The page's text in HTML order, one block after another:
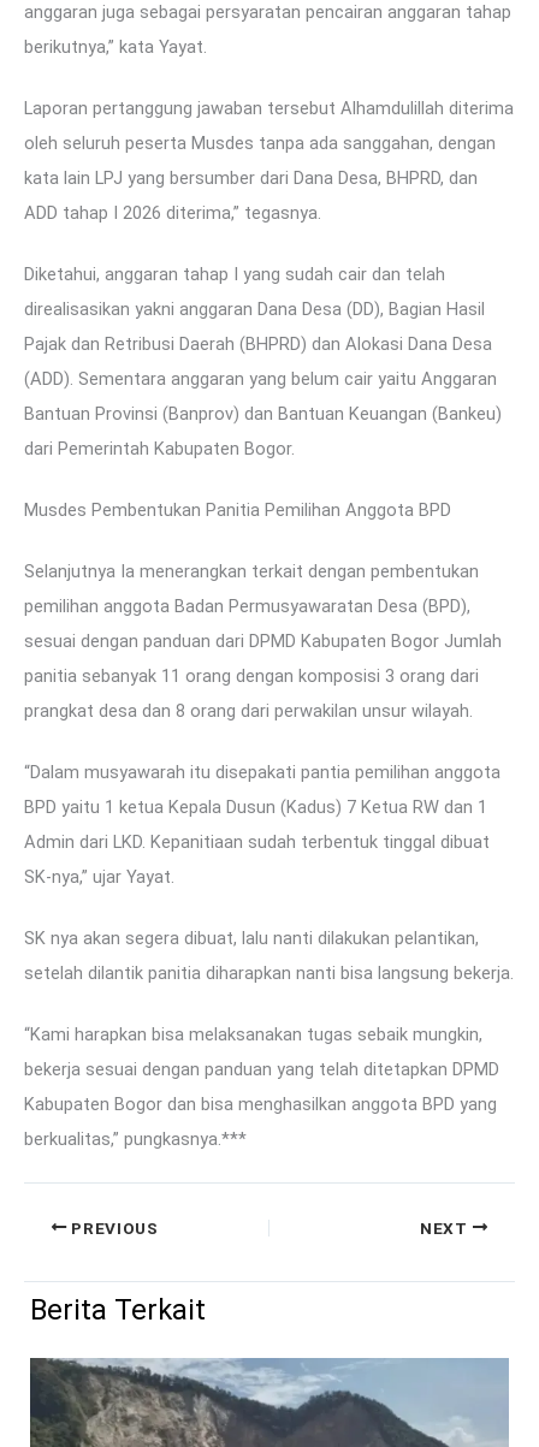
anggaran juga sebagai persyaratan pencairan anggaran tahap
berikutnya,” kata Yayat.
Laporan pertanggung jawaban tersebut Alhamdulillah diterima
oleh seluruh peserta Musdes tanpa ada sanggahan, dengan
kata lain LPJ yang bersumber dari Dana Desa, BHPRD, dan
ADD tahap I 2026 diterima,” tegasnya.
Diketahui, anggaran tahap I yang sudah cair dan telah
direalisasikan yakni anggaran Dana Desa (DD), Bagian Hasil
Pajak dan Retribusi Daerah (BHPRD) dan Alokasi Dana Desa
(ADD). Sementara anggaran yang belum cair yaitu Anggaran
Bantuan Provinsi (Banprov) dan Bantuan Keuangan (Bankeu)
dari Pemerintah Kabupaten Bogor.
Musdes Pembentukan Panitia Pemilihan Anggota BPD
Selanjutnya Ia menerangkan terkait dengan pembentukan
pemilihan anggota Badan Permusyawaratan Desa (BPD),
sesuai dengan panduan dari DPMD Kabupaten Bogor Jumlah
panitia sebanyak 11 orang dengan komposisi 3 orang dari
prangkat desa dan 8 orang dari perwakilan unsur wilayah.
“Dalam musyawarah itu disepakati pantia pemilihan anggota
BPD yaitu 1 ketua Kepala Dusun (Kadus) 7 Ketua RW dan 1
Admin dari LKD. Kepanitiaan sudah terbentuk tinggal dibuat
SK-nya,” ujar Yayat.
SK nya akan segera dibuat, lalu nanti dilakukan pelantikan,
setelah dilantik panitia diharapkan nanti bisa langsung bekerja.
“Kami harapkan bisa melaksanakan tugas sebaik mungkin,
bekerja sesuai dengan panduan yang telah ditetapkan DPMD
Kabupaten Bogor dan bisa menghasilkan anggota BPD yang
berkualitas,” pungkasnya.***
PREVIOUS NEXT
Berita Terkait